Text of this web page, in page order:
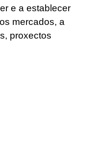
e a establecer
mercados, a
proxectos